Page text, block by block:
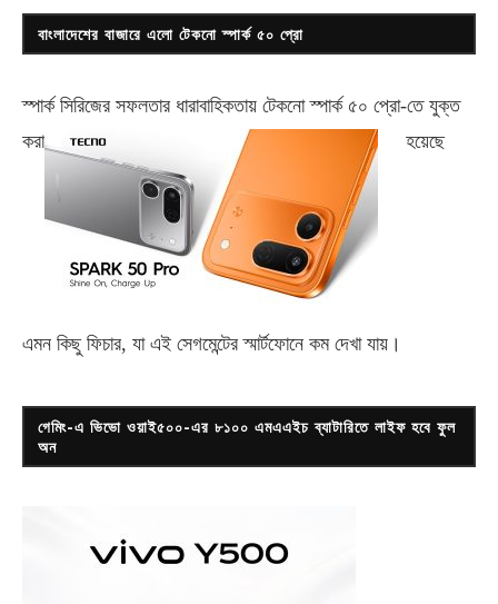
বাংলাদেশের বাজারে এলো টেকনো স্পার্ক ৫০ প্রো
স্পার্ক সিরিজের সফলতার ধারাবাহিকতায় টেকনোস্পার্ক ৫০ প্রো-তে যুক্ত
করা
হয়েছে
এমন কিছু ফিচার, যা এই সেগমেন্টের স্মার্টফোনে কম দেখা যায়।
গেমিং-এ ভিভো ওয়াই৫০০-এর ৮১০০ এমএএইচ ব্যাটারিতে লাইফ হবে ফুল
অন